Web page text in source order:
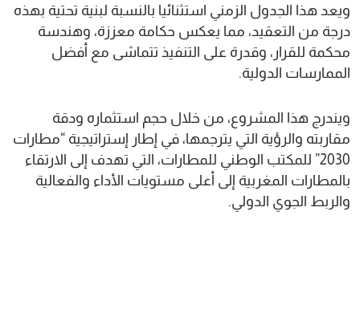
ويعد هذا الجدول الزمني استثنائيا بالنسبة لبنية تحتية بهذه
درجة من التعقيد، مما يعكس حكامة معززة، وهندسة
محكمة للقرار، وقدرة على التنفيذ تتماشى مع أفضل
الممارسات الدولية.
ويندرج هذا المشروع، من خلال حجم استثماره ودقة
مقاربته والرؤية التي يترجمها، في إطار إستراتيجية “مطارات
2030” للمكتب الوطني للمطارات، التي تهدف إلى الارتقاء
بالمطارات المغربية إلى أعلى مستويات الأداء والفعالية
والربط الجوي الدولي.